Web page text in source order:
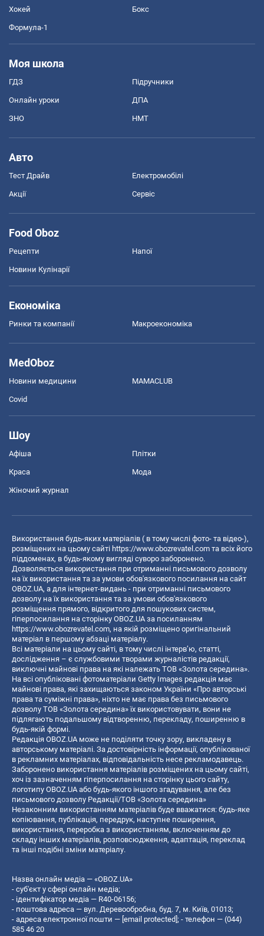
Хокей Бокс
Формула-1
Моя школа
ГДЗ Підручники
Онлайн уроки ДПА
ЗНО НМТ
Авто
Тест Драйв Електромобілі
Акції Сервіс
Food Oboz
Рецепти Напої
Новини Кулінарії
Економіка
Ринки та компанії Макроекономіка
MedOboz
Новини медицини MAMACLUB
Covid
Шоу
Афіша Плітки
Краса Мода
Жіночий журнал
Використання будь-яких матеріалів ( в тому числі фото- та відео-),
розміщених на цьому сайті https://www.obozrevatel.com та всіх його
піддоменах, в будь-якому вигляді суворо заборонено.
Дозволяється використання при отриманні письмового дозволу
на їх використання та за умови обов'язкового посилання на сайт
OBOZ.UA, а для інтернет-видань - при отриманні письмового
дозволу на їх використання та за умови обов'язкового
розміщення прямого, відкритого для пошукових систем,
гіперпосилання на сторінку OBOZ.UA за посиланням
https://www.obozrevatel.com, на якій розміщено оригінальний
матеріал в першому абзаці матеріалу.
Всі матеріали на цьому сайті, в тому числі інтерв’ю, статті,
дослідження – є службовими творами журналістів редакції,
виключні майнові права на які належать ТОВ «Золота середина».
На всі опубліковані фотоматеріали Getty Images редакція має
майнові права, які захищаються законом України «Про авторські
права та суміжні права», ніхто не має права без письмового
дозволу ТОВ «Золота середина» їх використовувати, вони не
підлягають подальшому відтворенню, перекладу, поширенню в
будь-якій формі.
Редакція OBOZ.UA може не поділяти точку зору, викладену в
авторському матеріалі. За достовірність інформації, опублікованої
в рекламних матеріалах, відповідальність несе рекламодавець.
Заборонено використання матеріалів розміщених на цьому сайті,
хоч із зазначенням гіперпосилання на сторінку цього сайту,
логотипу OBOZ.UA або будь-якого іншого згадування, але без
письмового дозволу Редакції/ТОВ «Золота середина»
Незаконним використанням матеріалів буде вважатися: будь-яке
копiювання, публiкацiя, передрук, наступне поширення,
використання, переробка з використанням, включенням до
складу інших матеріалів, розповсюдження, адаптація, переклад
та інші подібні зміни матеріалу.
Назва онлайн медіа — «OBOZ.UA»
- суб'єкт у сфері онлайн медіа;
- ідентифікатор медіа — R40-06156;
- поштова адреса — вул. Деревообробна, буд. 7, м. Київ, 01013;
- адреса електронної пошти — [email protected]; - телефон — (044)
585 46 20